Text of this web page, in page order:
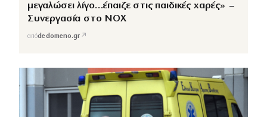
μεγαλώσει λίγο…έπαιζε στις παιδικές χαρές» –
Συνεργασία στο NOX
απόdedomeno.gr ↗